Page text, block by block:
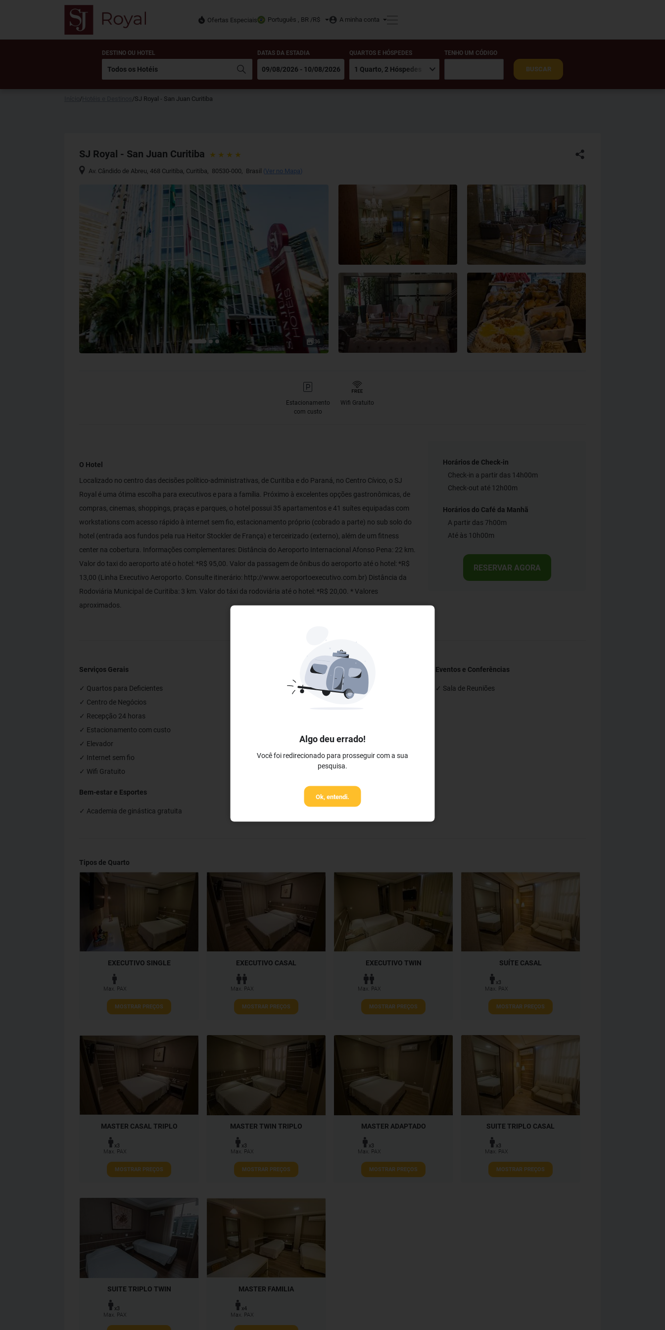
Ofertas Especiais Português , BR /R$ A minha conta
Algo deu errado!
Você foi redirecionado para prosseguir com a sua
pesquisa.
Ok, entendi.
DESTINO OU HOTEL DATAS DA ESTADIA QUARTOS E HÓSPEDES TENHO UM CÓDIGO
BUSCAR
/ /SJ Royal - San Juan Curitiba
SJ Royal - San Juan Curitiba
Av. Cândido de Abreu, 468 Curitiba, Curitiba, 80530-000, Brasil (Ver no Mapa)
36
Estacionamento
com custo
Wifi Gratuito
O Hotel
Localizado no centro das decisões político-administrativas, de Curitiba e do Paraná, no Centro Cívico, o SJ
Royal é uma ótima escolha para executivos e para a família. Próximo à excelentes opções gastronômicas, de
compras, cinemas, shoppings, praças e parques, o hotel possui 35 apartamentos e 41 suítes equipadas com
workstations com acesso rápido à internet sem fio, estacionamento próprio (cobrado a parte) no sub solo do
hotel (entrada aos fundos pela rua Heitor Stockler de França) e terceirizado (externo), além de um fitness
center na cobertura. Informações complementares: Distância do Aeroporto Internacional Afonso Pena: 22 km.
Valor do taxi do aeroporto até o hotel: *R$ 95,00. Valor da passagem de ônibus do aeroporto até o hotel: *R$
13,00 (Linha Executivo Aeroporto. Consulte itinerário: http://www.aeroportoexecutivo.com.br) Distância da
Rodoviária Municipal de Curitiba: 3 km. Valor do táxi da rodoviária até o hotel: *R$ 20,00. * Valores
aproximados.
Horários de Check-in
Check-in a partir das 14h00m
Check-out até 12h00m
Horários do Café da Manhã
A partir das 7h00m
Até às 10h00m
RESERVAR AGORA
Serviços Gerais
✓ Quartos para Deficientes
✓ Centro de Negócios
✓ Recepção 24 horas
✓ Estacionamento com custo
✓ Elevador
✓ Internet sem fio
✓ Wifi Gratuito
Restaurantes e Bares
✓ Serviço de Quarto 24 horas
Eventos e Conferências
✓ Sala de Reuniões
Bem-estar e Esportes
✓ Academia de ginástica gratuita
Tipos de Quarto
EXECUTIVO SINGLE
Max. PAX
MOSTRAR PREÇOS
EXECUTIVO CASAL
Max. PAX
MOSTRAR PREÇOS
EXECUTIVO TWIN
Max. PAX
MOSTRAR PREÇOS
SUÍTE CASAL
x3
Max. PAX
MOSTRAR PREÇOS
MASTER CASAL TRIPLO
x3
Max. PAX
MOSTRAR PREÇOS
MASTER TWIN TRIPLO
x3
Max. PAX
MOSTRAR PREÇOS
MASTER ADAPTADO
x3
Max. PAX
MOSTRAR PREÇOS
SUITE TRIPLO CASAL
x3
Max. PAX
MOSTRAR PREÇOS
SUITE TRIPLO TWIN
x3
Max. PAX
MASTER FAMILIA
x4
Max. PAX